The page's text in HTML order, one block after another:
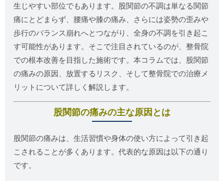
生じやすい部位でもあります。股関節の不調は単なる関節
痛にとどまらず、腰痛や膝の痛み、さらには姿勢の歪みや
歩行のバランス崩れへとつながり、全身の不調を引き起こ
す可能性があります。そこで注目されているのが、整骨院
での根本改善を目指した施術です。本コラムでは、股関節
の痛みの原因、放置するリスク、そして整骨院での治療メ
リットについて詳しく解説します。
股関節の痛みの主な原因とは
股関節の痛みは、生活習慣や身体の使い方によって引き起
こされることが多くあります。代表的な原因は以下の通り
です。